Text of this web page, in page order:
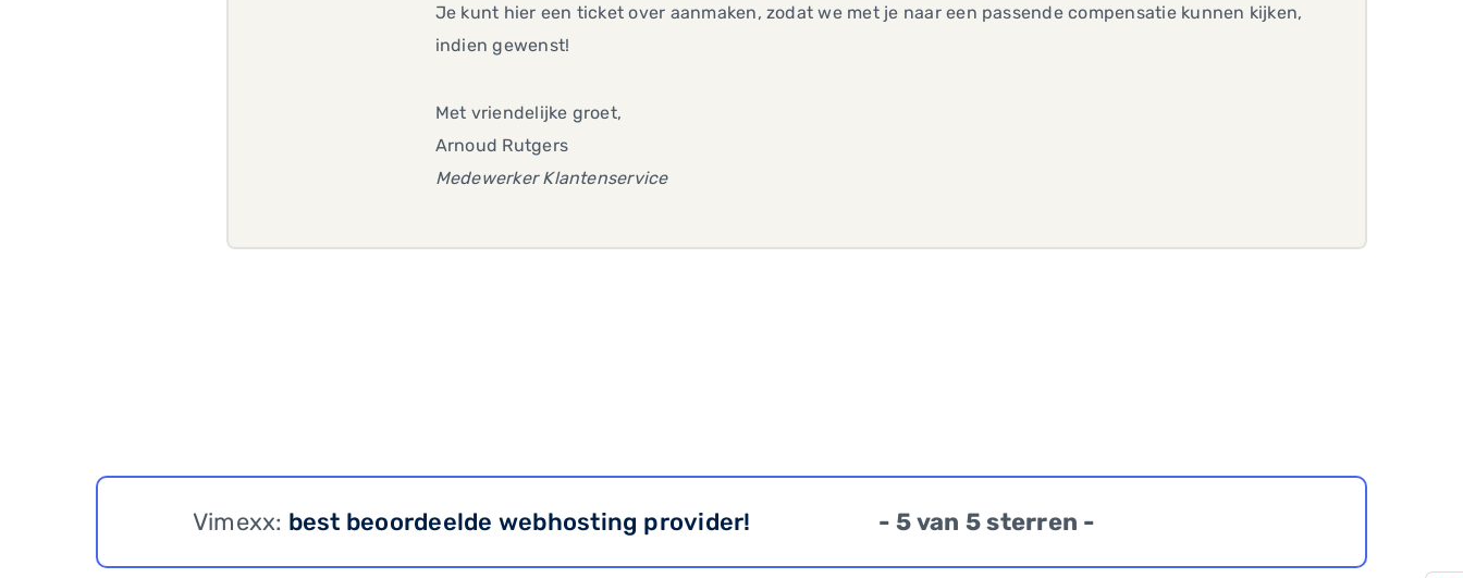
Je kunt hier een ticket over aanmaken, zodat we met je naar een passende compensatie kunnen kijken,
indien gewenst!
Met vriendelijke groet,
Arnoud Rutgers
Medewerker Klantenservice
Vimexx: best beoordeelde webhosting provider! - 5 van 5 sterren -